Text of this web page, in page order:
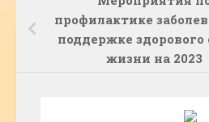
профилактике
поддержке здорового
жизни на 2023